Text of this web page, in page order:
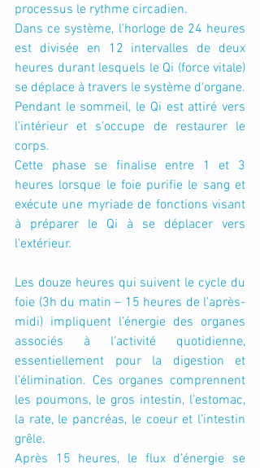
processus le rythme circadien.
Dans ce système, l’horloge de 24 heures
est divisée en 12 intervalles de deux
heures durant lesquels le Qi (force vitale)
se déplace à travers le système d’organe.
Pendant le sommeil, le Qi est attiré vers
l’intérieur et s’occupe de restaurer le
corps.
Cette phase se finalise entre 1 et 3
heures lorsque le foie purifie le sang et
exécute une myriade de fonctions visant
à préparer le Qi à se déplacer vers
l’extérieur.
Les douze heures qui suivent le cycle du
foie (3h du matin – 15 heures de l’après-
midi) impliquent l’énergie des organes
associés à l’activité quotidienne,
essentiellement pour la digestion et
l’élimination. Ces organes comprennent
les poumons, le gros intestin, l’estomac,
la rate, le pancréas, le coeur et l’intestin
grêle.
Après 15 heures, le flux d’énergie se